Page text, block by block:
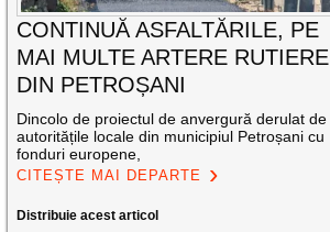
CONTINUĂ ASFALTĂRILE, PE
MAI MULTE ARTERE RUTIERE
DIN PETROȘANI
Dincolo de proiectul de anvergură derulat de
autoritățile locale din municipiul Petroșani cu
fonduri europene,
CITEȘTE MAI DEPARTE
Distribuie acest articol